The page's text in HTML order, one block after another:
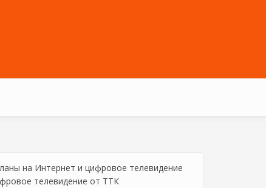
на Интернет и цифровое телевидение
телевидение от ТТК